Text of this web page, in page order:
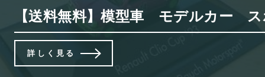
【送料無料】模型車 モデルカー ス
詳しく見る